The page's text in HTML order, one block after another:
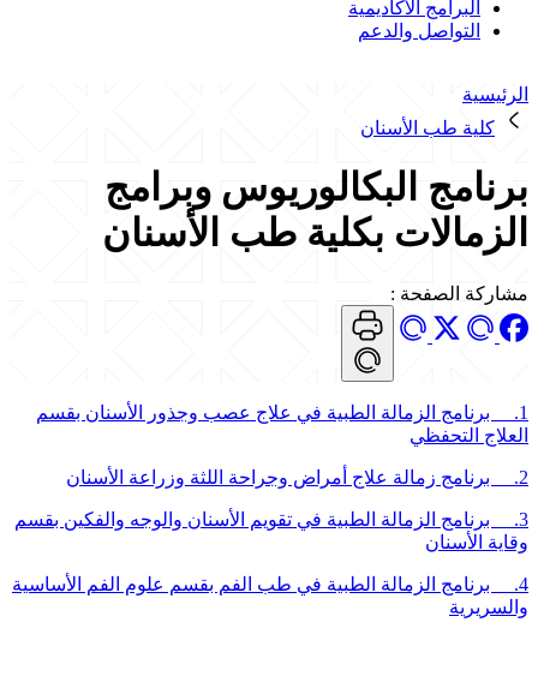
البرامج الأكاديمية
التواصل والدعم
الرئيسية
كلية طب الأسنان
برنامج البكالوريوس وبرامج
الزمالات بكلية طب الأسنان
مشاركة الصفحة :
1. برنامج الزمالة الطبية في علاج عصب وجذور الأسنان بقسم
العلاج التحفظي
2. برنامج زمالة علاج أمراض وجراحة اللثة وزراعة الأسنان
3. برنامج الزمالة الطبية في تقويم الأسنان والوجه والفكين بقسم
وقاية الأسنان
4. برنامج الزمالة الطبية في طب الفم بقسم علوم الفم الأساسية
والسريرية